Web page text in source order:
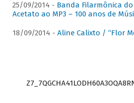
25/09/2014 - Banda Filarmônica
Acetato ao MP3 – 100 anos de
18/09/2014 - Aline Calixto / “Flor